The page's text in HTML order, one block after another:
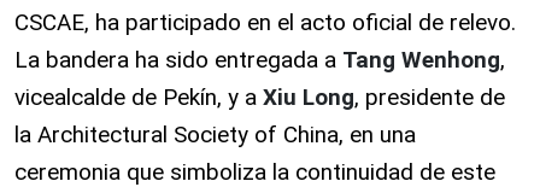
CSCAE, ha participado en el acto oficial de relevo.
La bandera ha sido entregada a Tang Wenhong,
vicealcalde de Pekín, y a Xiu Long, presidente de
la Architectural Society of China, en una
ceremonia que simboliza la continuidad de este